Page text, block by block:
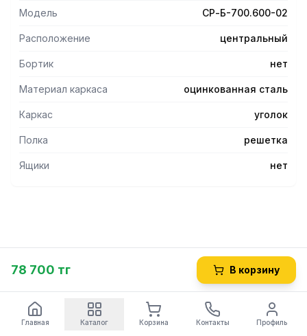
увеличивает прочность и исключает прогиб столешницы.
- Стойки столов в виде уголка изготовлены из
оцинкованной стали.
- Стол имеет полку-решётку, также изготовленную из
оцинкованной стали
позволяющие компенсировать неровности пола.
Модель СР-Б-700.600-02
Расположение центральный
Бортик нет
Материал каркаса оцинкованная сталь
Каркас уголок
Полка решетка
Ящики нет
78 700 тг В корзину
Главная Каталог Корзина Контакты Профиль